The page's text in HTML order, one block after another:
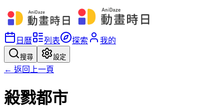
日曆 列表 探索 我的
搜尋 設定
← 返回上一頁
殺戮都市